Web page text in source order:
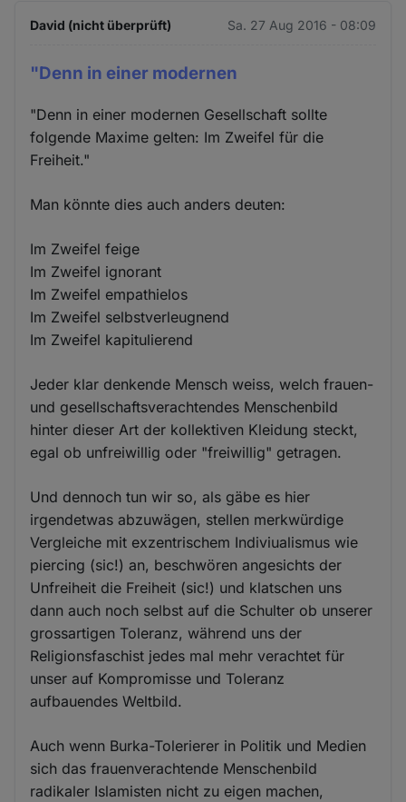
David (nicht überprüft) Sa. 27 Aug 2016 - 08:09
"Denn in einer modernen
"Denn in einer modernen Gesellschaft sollte
folgende Maxime gelten: Im Zweifel für die
Freiheit."
Man könnte dies auch anders deuten:
Im Zweifel feige
Im Zweifel ignorant
Im Zweifel empathielos
Im Zweifel selbstverleugnend
Im Zweifel kapitulierend
Jeder klar denkende Mensch weiss, welch frauen-
und gesellschaftsverachtendes Menschenbild
hinter dieser Art der kollektiven Kleidung steckt,
egal ob unfreiwillig oder "freiwillig" getragen.
Und dennoch tun wir so, als gäbe es hier
irgendetwas abzuwägen, stellen merkwürdige
Vergleiche mit exzentrischem Indiviualismus wie
piercing (sic!) an, beschwören angesichts der
Unfreiheit die Freiheit (sic!) und klatschen uns
dann auch noch selbst auf die Schulter ob unserer
grossartigen Toleranz, während uns der
Religionsfaschist jedes mal mehr verachtet für
unser auf Kompromisse und Toleranz
aufbauendes Weltbild.
Auch wenn Burka-Tolerierer in Politik und Medien
sich das frauenverachtende Menschenbild
radikaler Islamisten nicht zu eigen machen,